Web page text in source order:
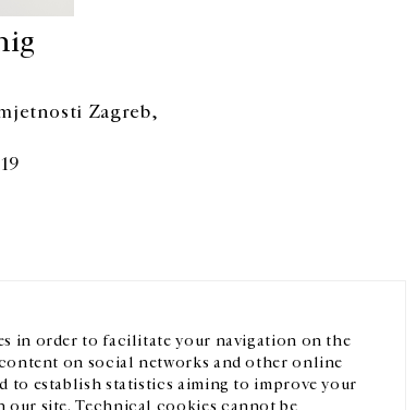
in order to facilitate your navigation on the
on social networks and other online
to establish statistics aiming to improve your
our site. Technical cookies cannot be
Zagreb,